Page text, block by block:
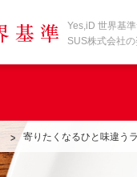
Yes,iD 世界基
SUS株式会社
寄りたくなるひと味違う